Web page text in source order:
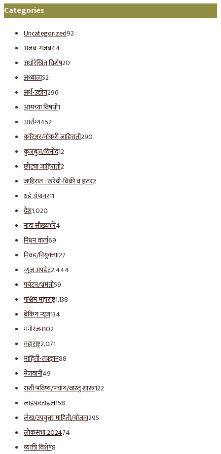
Categories
Uncategorized92
अजब-गजब44
अधोरेखित विशेष20
अध्यात्म52
अर्थ-उद्योग296
आमच्या विषयी1
आरोग्य452
करिअर/नोकरी जाहिराती290
कुजबुज/विनोद12
छोट्या जाहिराती2
जाहिरात : खरेदी-विक्री व इतर2
थर्ड अंपायर11
देश1,020
नांदा सौख्यभरे4
निधन वार्ता69
निवड/नियुक्त्या27
न्यूज अपडेट2,444
पर्यटन/भ्रमंती59
पश्चिम महाराष्ट्र1,138
ब्रेकिंग न्यूज134
मनोरंजन102
महाराष्ट्र2,071
माहिती-तंत्रज्ञान88
मेजवानी49
राशी भविष्य/पंचांग/वास्तु शास्त्र122
लाइफस्टाइल158
लेख/उपयुक्त माहिती/योजना295
लोकसभा 202474
व्यक्ती विशेष8